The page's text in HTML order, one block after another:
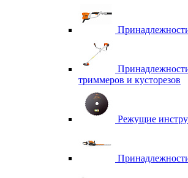
триммеров и кусторезов
Режущие